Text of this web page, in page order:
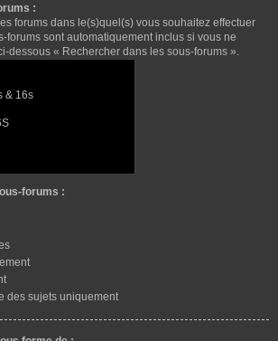
:
forums dans le(s)quel(s) vous souhaitez effectuer
forums sont automatiquement inclus si vous ne
dessous « Rechercher dans les sous-forums ».
forums :
des sujets uniquement